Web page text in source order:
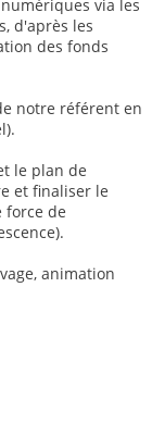
via les
d'après les
des fonds
notre référent en
le plan de
et finaliser le
force de
animation